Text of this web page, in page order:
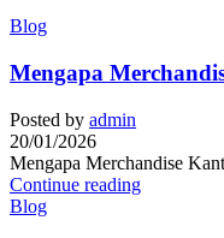
Blog
Mengapa
Posted by admin
20/01/2026
Mengapa Merchandise
Continue reading
Blog